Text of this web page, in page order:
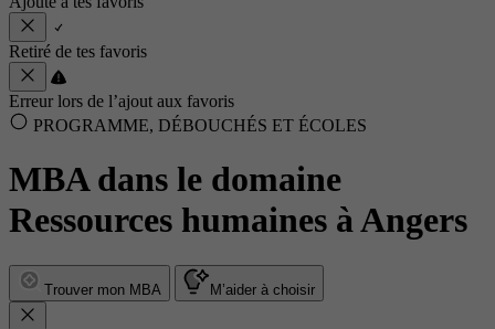
Retiré de tes favoris
Erreur lors de l’ajout aux favoris
PROGRAMME, DÉBOUCHÉS ET ÉCOLES
MBA dans le domaine
Ressources humaines à Angers
Trouver mon MBA M’aider à choisir